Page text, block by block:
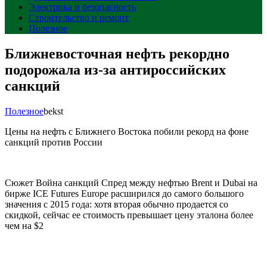
Электрика и безопасность
Строительство и ремонт
Полезное
Ближневосточная нефть рекордно
подорожала из-за антироссийских
санкций
Полезноеbekst
Цены на нефть с Ближнего Востока побили рекорд на фоне
санкций против России
Сюжет Война санкций Спред между нефтью Brent и Dubai на
бирже ICE Futures Europe расширился до самого большого
значения с 2015 года: хотя вторая обычно продается со
скидкой, сейчас ее стоимость превышает цену эталона более
чем на $2